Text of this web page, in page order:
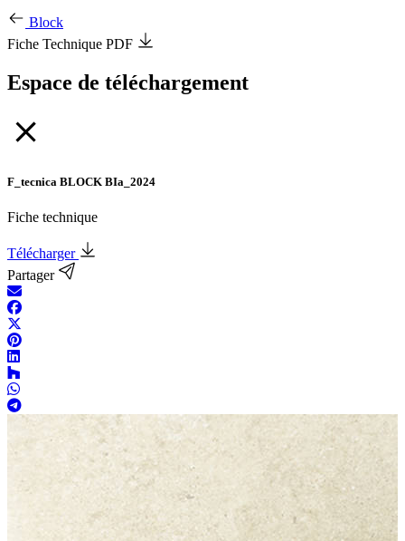
Block
Fiche Technique PDF
Espace de téléchargement
F_tecnica BLOCK BIa_2024
Fiche technique
Télécharger
Partager